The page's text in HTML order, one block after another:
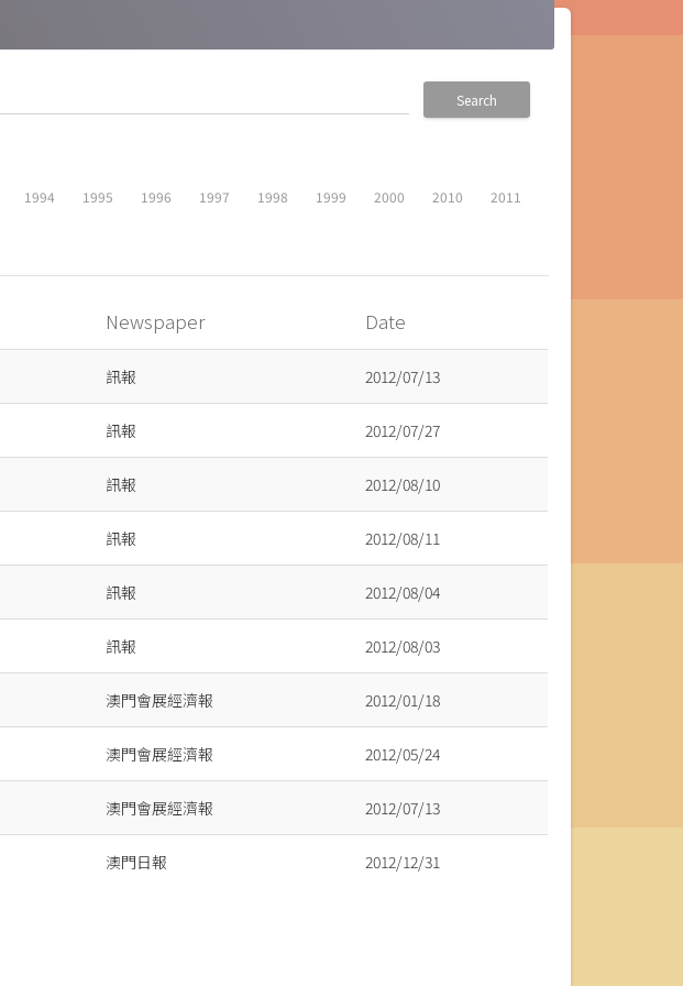
Search
1994 1995 1996 1997 1998 1999 2000 2010 2011
Newspaper Date
訊報 2012/07/13
訊報 2012/07/27
訊報 2012/08/10
訊報 2012/08/11
訊報 2012/08/04
訊報 2012/08/03
澳門會展經濟報 2012/01/18
澳門會展經濟報 2012/05/24
澳門會展經濟報 2012/07/13
澳門日報 2012/12/31